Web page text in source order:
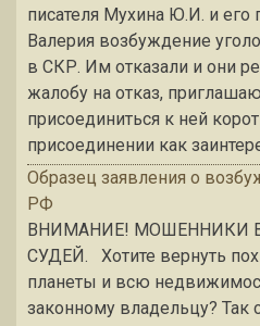
писателя Мухина Ю.И. и
Валерия возбуждение
в СКР. Им отказали и они
жалобу на отказ,
присоединиться к ней
присоединении как
Образец заявления о
РФ
ВНИМАНИЕ! МОШЕННИКИ
СУДЕЙ. Хотите вернуть
планеты и всю
законному владельцу? Так